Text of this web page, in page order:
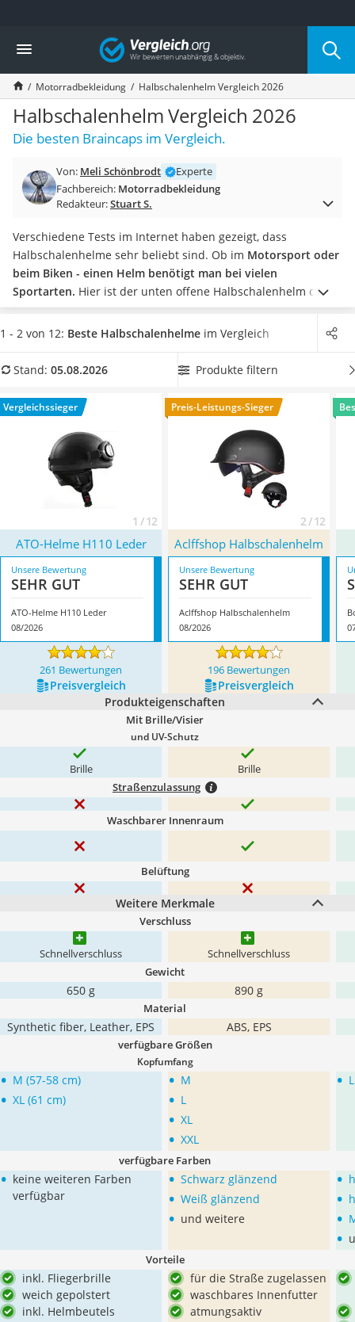
Die beliebtesten Vergleiche nach Kategorie
Auto & Motor
Fahrradträger-Anhängerkupplung (4 Fahrräder)
Fahrradträger
Fahrradträger (Anhängerkupplung)
Fahrradträger 3 Fahrräder
Benzinkanister (20 l)
Fahrradträger E-Bike
Benzinkanister
Wagenheber 3t
AGM-Batterie Wohnmobil
Thule-Fahrradträger
FM-Transmitter
Sommerreifen 205/55 R16
Autobatterie-Ladegerät
Alkoholtester
Wagenheber
Rostumwandler
Vergleich
Motorradbekleidung Halbschalenhelm Vergleich 2026
Halbschalenhelm Vergleich 2026
Die besten Braincaps im Vergleich.
Von: Meli Schönbrodt
Experte
Fachbereich: Motorradbekleidung
Redakteur:Stuart S.
Verschiedene Tests im Internet haben gezeigt, dass
Halbschalenhelme sehr beliebt sind. Ob im Motorsport oder
beim Biken - einen Helm benötigt man bei vielen
Sportarten. Hier ist der unten offene Halbschalenhelm oft
eine beliebte Alternative zum komplett geschlossenen
Integralhelm. Sollten Sie den Halbschalenhelm im
unserer Vergleichstabelle aus, dessenVisier mit UV-Schutz
Sonnenbrille verzichten. Überzeugt hat uns hier im August
2026 besonders das Modell
ATO-Helme H110 Leder
seinen Eigenschaften.
1 - 2 von 12: Beste Halbschalenhelme im Vergleich
Stand: 05.08.2026 Produkte filtern
Vergleichssieger
1 / 12
Preis-Leistungs-Sieger
2 / 12
ATO-Helme H110 Leder Aclffshop Halbschalenhelm
Unsere Bewertung
SEHR GUT
ATO-Helme H110 Leder
08/2026
Unsere Bewertung
SEHR GUT
Aclffshop Halbschalenhelm
08/2026
261 Bewertungen 196 Bewertungen
Preis­vergleich
Preis­vergleich
Produkteigenschaften
Mit Brille/Visier
und UV-Schutz
Brille Brille
Straßenzulassung
Waschbarer Innenraum
Belüftung
Weitere Merkmale
Verschluss
Schnellverschluss Schnellverschluss
Gewicht
650 g 890 g
Material
Synthetic fiber, Leather, EPS ABS, EPS
verfügbare Größen
Kopfumfang
• M (57-58 cm)
• XL (61 cm)
• M
• L
• XL
• XXL
• L
verfügbare Farben
• keine weiteren Farben
verfügbar
• Schwarz glänzend
• Weiß glänzend
• und weitere
•
•
•
•
Vorteile
inkl. Fliegerbrille
weich gepolstert
inkl. Helmbeutels
für die Straße zugelassen
waschbares Innenfutter
atmungsaktiv